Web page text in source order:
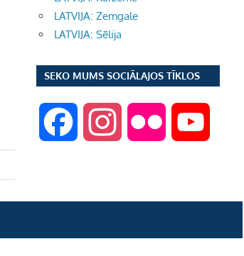
LATVIJA: Zemgale
LATVIJA: Sēlija
SEKO MUMS SOCIĀLAJOS TĪKLOS
c
e
s
t
i
c
u
T